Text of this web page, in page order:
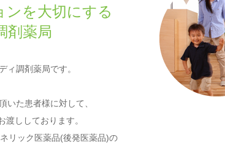
を大切にする
剤薬局
ィ調剤薬局です。
いた患者様に対して、
ししております。
リック医薬品(後発医薬品)の